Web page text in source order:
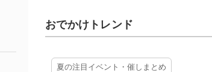
おでかけトレンド
夏の注目イベント・催しまとめ